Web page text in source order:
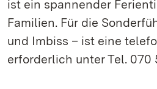
ist ein spannender
Familien. Für die
und Imbiss – ist eine
erforderlich unter Tel. 070